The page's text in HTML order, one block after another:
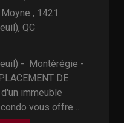
, 1421
QC
- Montérégie -
DE
immeuble
vous offre ...